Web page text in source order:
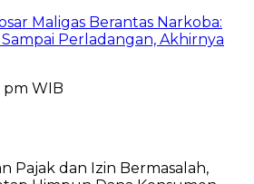
Maligas Berantas Narkoba:
Perladangan, Akhirnya
pm WIB